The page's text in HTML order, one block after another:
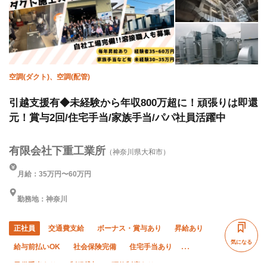
空調(ダクト)、空調(配管)
引越支援有◆未経験から年収800万超に！頑張りは即還
元！賞与2回/住宅手当/家族手当/パパ社員活躍中
有限会社下重工業所 （神奈川県大和市）
月給：35万円〜60万円
勤務地：神奈川
正社員 交通費支給 ボーナス・賞与あり 昇給あり
給与前払いOK 社会保険完備 住宅手当あり
気になる